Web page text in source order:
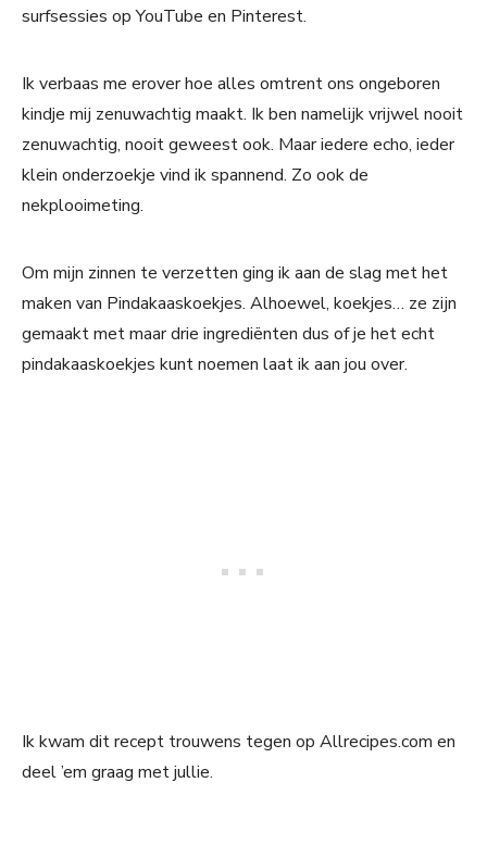
surfsessies op YouTube en Pinterest.
Ik verbaas me erover hoe alles omtrent ons ongeboren
kindje mij zenuwachtig maakt. Ik ben namelijk vrijwel nooit
zenuwachtig, nooit geweest ook. Maar iedere echo, ieder
klein onderzoekje vind ik spannend. Zo ook de
nekplooimeting.
Om mijn zinnen te verzetten ging ik aan de slag met het
maken van Pindakaaskoekjes. Alhoewel, koekjes… ze zijn
gemaakt met maar drie ingrediënten dus of je het echt
pindakaaskoekjes kunt noemen laat ik aan jou over.
Ik kwam dit recept trouwens tegen op Allrecipes.com en
deel ’em graag met jullie.